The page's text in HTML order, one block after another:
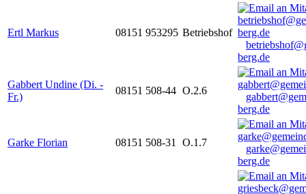
Ertl Markus 08151 953295 Betriebshof
berg.de
Gabbert Undine (Di. -
Fr.)
08151 508-44 O.2.6
berg.de
Garke Florian 08151 508-31 O.1.7
berg.de